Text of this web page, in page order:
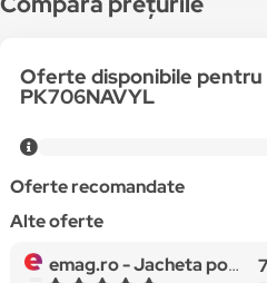
Oferte disponibile pentru
PK706NAVYL
Oferte recomandate
Alte oferte
emag.ro -Jacheta polar dama, Arctic, Albastru marin